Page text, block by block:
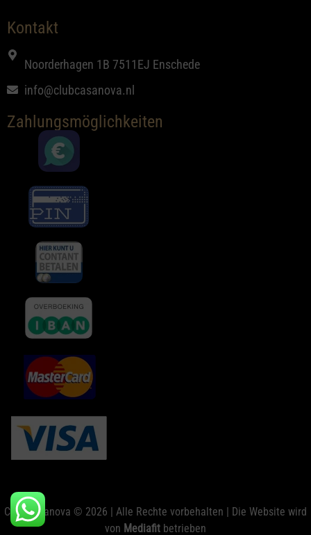
Kontakt
Noorderhagen 1B 7511EJ Enschede
info@clubcasanova.nl
Zahlungsmöglichkeiten
Club Casanova © 2026 | Alle Rechte vorbehalten | Die Website wird
von Mediafit betrieben